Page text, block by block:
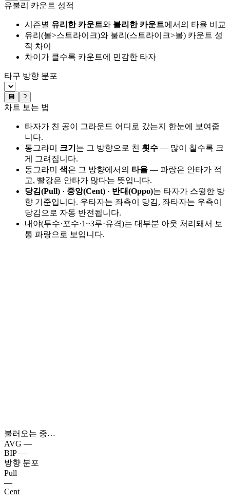
유불리 카운트 성적
시즌별 유리한 카운트와 불리한 카운트에서의 타율 비교
유리(볼>스트라이크)와 불리(스트라이크>볼) 카운트 성
적 차이
차이가 클수록 카운트에 민감한 타자
타구 방향 분포
💾 ?
차트 보는 법
타자가 친 공이 그라운드 어디로 갔는지 한눈에 보여줍
니다.
동그라미 크기 는 그 방향으로 친 횟수 — 많이 칠수록 크
게 그려집니다.
동그라미 색은 그 방향에서의 타율 — 파랑은 안타가 적
고, 빨강은 안타가 많다는 뜻입니다.
당김(Pull) · 중앙(Cent) · 반대(Oppo)는 타자가 스윙한 방
향 기준입니다. 우타자는 좌측이 당김, 좌타자는 우측이
당김으로 자동 반전됩니다.
내야(투수·포수·1~3루·유격)는 대부분 아웃 처리돼서 보
통 파랑으로 보입니다.
불러오는 중…
AVG —
BIP —
방향 분포
Pull
—
Cent